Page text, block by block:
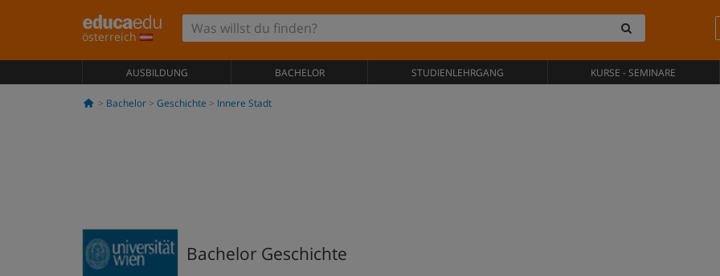
österreich
AUSBILDUNG BACHELOR STUDIENLEHRGANG KURSE - SEMINARE
Bachelor Geschichte Innere Stadt
Bachelor Geschichte